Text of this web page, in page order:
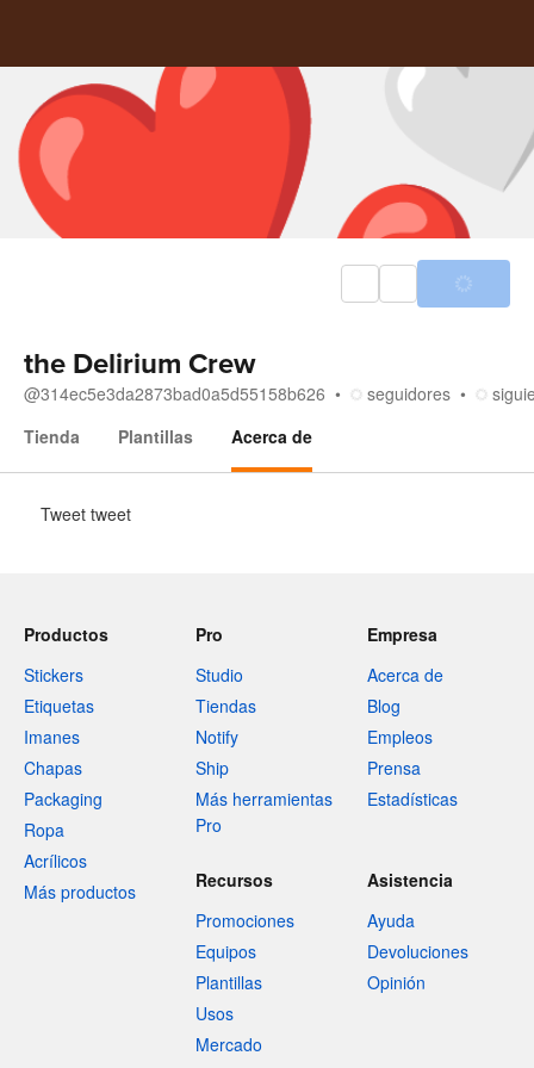
the Delirium Crew
@314ec5e3da2873bad0a5d55158b626 seguidores
Tienda
Plantillas Acerca de
Tweet tweet
Productos
Stickers
Etiquetas
Imanes
Chapas
Packaging
Ropa
Acrílicos
Más productos
Pro
Studio
Tiendas
Notify
Ship
Más herramientas
Pro
Empresa
Acerca de
Blog
Empleos
Prensa
Estadísticas
Recursos
Promociones
Equipos
Plantillas
Usos
Mercado
Asistencia
Ayuda
Devoluciones
Opinión